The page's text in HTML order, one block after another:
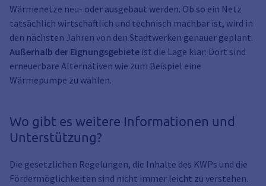
Wärmenetze neu- oder ausgebaut werden. Ob so ein Netz
tatsächlich wirtschaftlich und technisch machbar ist, wird in
den nächsten Jahren von den Stadtwerken genauer geplant.
Außerhalb der Eignungsgebiete ist die Lage klar: Dort sind
erneuerbare Alternativen wie zum Beispiel eine
Wärmepumpe zu wählen.
Wo gibt es weitere Informationen und
Unterstützung?
Die gesetzlichen Regelungen, die Inhalte des KWPs und die
Fördermöglichkeiten sind nicht immer leicht zu verstehen.